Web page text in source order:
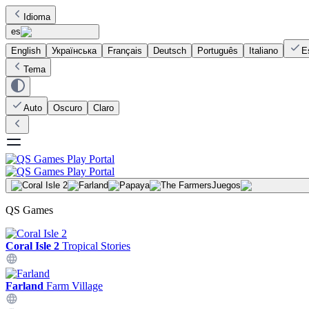
Idioma
es
English
Українська Français Deutsch Português Italiano
Tema
Auto Oscuro Claro
Juegos
QS Games
Coral Isle 2 Tropical Stories
Farland Farm Village